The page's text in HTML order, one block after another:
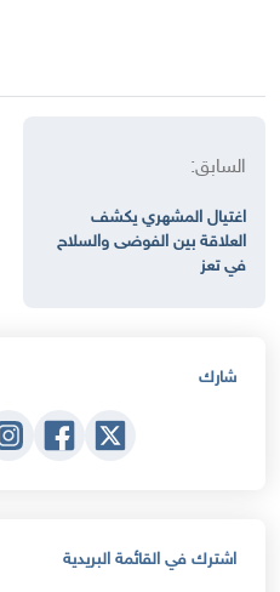
السابق:
اغتيال المشهري يكشف
العلاقة بين الفوضى والسلاح
في تعز
شارك
اشترك في القائمة البريدية